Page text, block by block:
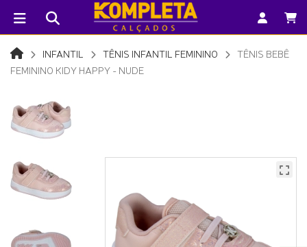
INFANTIL TÊNIS INFANTIL FEMININO
TÊNIS BEBÊ
FEMININO KIDY HAPPY - NUDE